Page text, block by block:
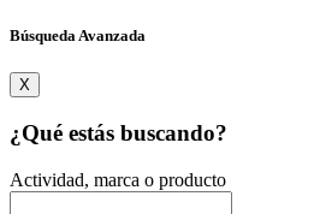
Búsqueda Avanzada
X
¿Qué estás buscando?
Actividad, marca o producto